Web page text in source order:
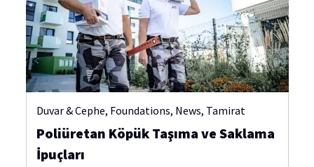
Duvar & Cephe, Foundations, News, Tamirat
Poliüretan Köpük Taşıma ve Saklama
İpuçları